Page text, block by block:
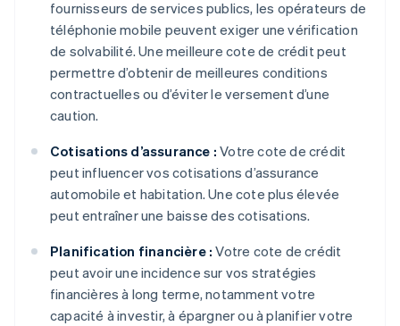
fournisseurs de services publics, les opérateurs de
téléphonie mobile peuvent exiger une vérification
de solvabilité. Une meilleure cote de crédit peut
permettre d’obtenir de meilleures conditions
contractuelles ou d’éviter le versement d’une
caution.
Cotisations d’assurance : Votre cote de crédit
peut influencer vos cotisations d’assurance
automobile et habitation. Une cote plus élevée
peut entraîner une baisse des cotisations.
Planification financière : Votre cote de crédit
peut avoir une incidence sur vos stratégies
financières à long terme, notamment votre
capacité à investir, à épargner ou à planifier votre